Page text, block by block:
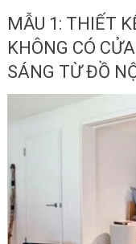
MẪU 1: THIẾT
KHÔNG CÓ
SÁNG TỪ ĐỒ